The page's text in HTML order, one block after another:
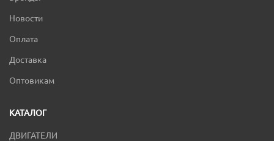
Новости
Оплата
Доставка
Оптовикам
КАТАЛОГ
ДВИГАТЕЛИ